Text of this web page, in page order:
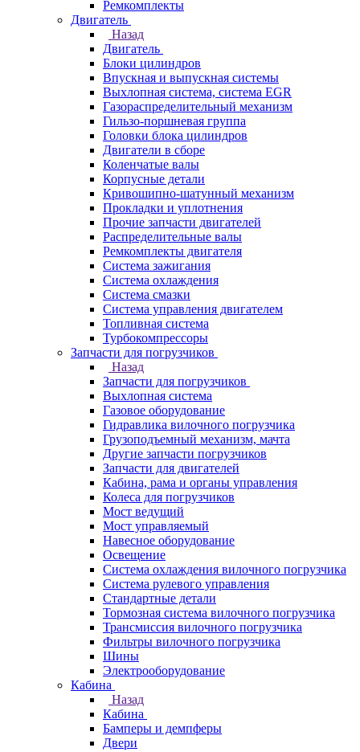
Ремкомплекты
Двигатель
Назад
Двигатель
Блоки цилиндров
Впускная и выпускная системы
Выхлопная система, система EGR
Газораспределительный механизм
Гильзо-поршневая группа
Головки блока цилиндров
Двигатели в сборе
Коленчатые валы
Корпусные детали
Кривошипно-шатунный механизм
Прокладки и уплотнения
Прочие запчасти двигателей
Распределительные валы
Ремкомплекты двигателя
Система зажигания
Система охлаждения
Система смазки
Система управления двигателем
Топливная система
Турбокомпрессоры
Запчасти для погрузчиков
Назад
Запчасти для погрузчиков
Выхлопная система
Газовое оборудование
Гидравлика вилочного погрузчика
Грузоподъемный механизм, мачта
Другие запчасти погрузчиков
Запчасти для двигателей
Кабина, рама и органы управления
Колеса для погрузчиков
Мост ведущий
Мост управляемый
Навесное оборудование
Освещение
Система охлаждения вилочного погрузчика
Система рулевого управления
Стандартные детали
Тормозная система вилочного погрузчика
Трансмиссия вилочного погрузчика
Фильтры вилочного погрузчика
Шины
Электрооборудование
Кабина
Назад
Кабина
Бамперы и демпферы
Двери